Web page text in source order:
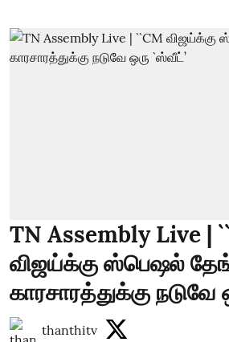
TN Assembly Live |
விஜய்க்கு ஸ்பெஷல்
காரசாரத்துக்கு நடுவே
thanthitv